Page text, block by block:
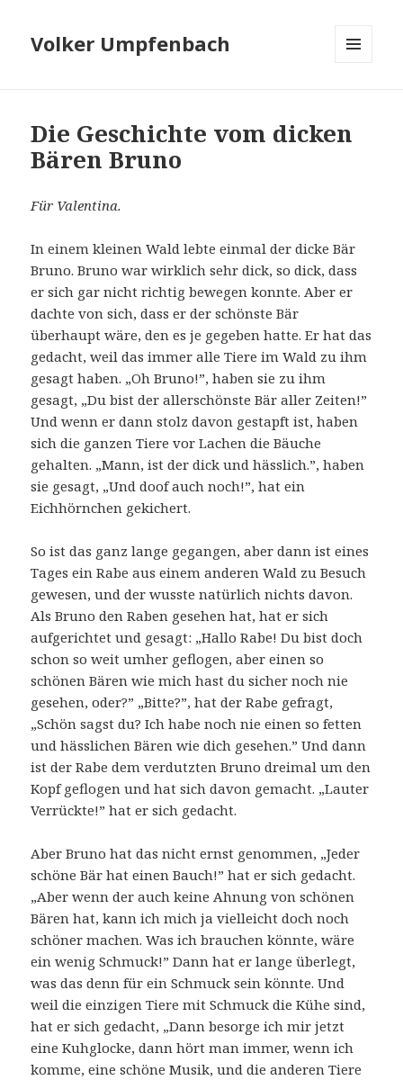
Volker Umpfenbach
Die Geschichte vom dicken
Bären Bruno
Für Valentina.
In einem kleinen Wald lebte einmal der dicke Bär
Bruno. Bruno war wirklich sehr dick, so dick, dass
er sich gar nicht richtig bewegen konnte. Aber er
dachte von sich, dass er der schönste Bär
überhaupt wäre, den es je gegeben hatte. Er hat das
gedacht, weil das immer alle Tiere im Wald zu ihm
gesagt haben. „Oh Bruno!”, haben sie zu ihm
gesagt, „Du bist der allerschönste Bär aller Zeiten!”
Und wenn er dann stolz davon gestapft ist, haben
sich die ganzen Tiere vor Lachen die Bäuche
gehalten. „Mann, ist der dick und hässlich.”, haben
sie gesagt, „Und doof auch noch!”, hat ein
Eichhörnchen gekichert.
So ist das ganz lange gegangen, aber dann ist eines
Tages ein Rabe aus einem anderen Wald zu Besuch
gewesen, und der wusste natürlich nichts davon.
Als Bruno den Raben gesehen hat, hat er sich
aufgerichtet und gesagt: „Hallo Rabe! Du bist doch
schon so weit umher geflogen, aber einen so
schönen Bären wie mich hast du sicher noch nie
gesehen, oder?” „Bitte?”, hat der Rabe gefragt,
„Schön sagst du? Ich habe noch nie einen so fetten
und hässlichen Bären wie dich gesehen.” Und dann
ist der Rabe dem verdutzten Bruno dreimal um den
Kopf geflogen und hat sich davon gemacht. „Lauter
Verrückte!” hat er sich gedacht.
Aber Bruno hat das nicht ernst genommen, „Jeder
schöne Bär hat einen Bauch!” hat er sich gedacht.
„Aber wenn der auch keine Ahnung von schönen
Bären hat, kann ich mich ja vielleicht doch noch
schöner machen. Was ich brauchen könnte, wäre
ein wenig Schmuck!” Dann hat er lange überlegt,
was das denn für ein Schmuck sein könnte. Und
weil die einzigen Tiere mit Schmuck die Kühe sind,
hat er sich gedacht, „Dann besorge ich mir jetzt
eine Kuhglocke, dann hört man immer, wenn ich
komme, eine schöne Musik, und die anderen Tiere